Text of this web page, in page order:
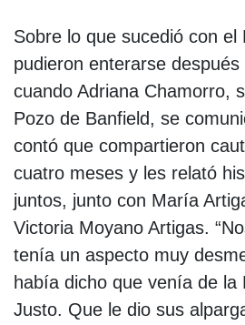
Sobre lo que sucedió con el
pudieron enterarse después
cuando Adriana Chamorro,
Pozo de Banfield, se
contó que compartieron
cuatro meses y les relató
juntos, junto con María
Victoria Moyano Artigas.
tenía un aspecto muy
había dicho que venía de la
Justo. Que le dio sus